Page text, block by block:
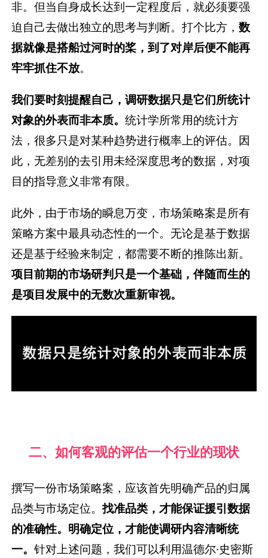
非。但当自身成长达到一定程度后，就必须要强
迫自己去做出独立的思考与判断。打个比方，数
据就像是搭船过河时的桨，到了对岸后便不能再
牢牢抓住不放。
我们要时刻提醒自己，调研数据只是它们所统计
对象的外表而非本质。统计学所常用的统计方
法，很多只是对某种趋势进行概率上的评估。因
此，无差别的去引用未经深度思考的数据，对项
目的指导意义非常有限。
此外，由于市场的瞬息万变，市场策略案是所有
策略方案中最具动态性的一个。无论是基于数据
还是基于经验来制定，都需要不断的推陈出新。
项目前期的市场研判只是一个基础，伴随而生的
是项目发展中的无数次重新审视。
二、如何客观的评估一个行业的现状
撰写一份市场策略案，应该首先明确产品的归属
品类与市场定位。找准品类，才能保证援引数据
的准确性。 明确定位，才能使调研内容清晰统
一。针对上述问题，我们可以利用温德尔·史密斯